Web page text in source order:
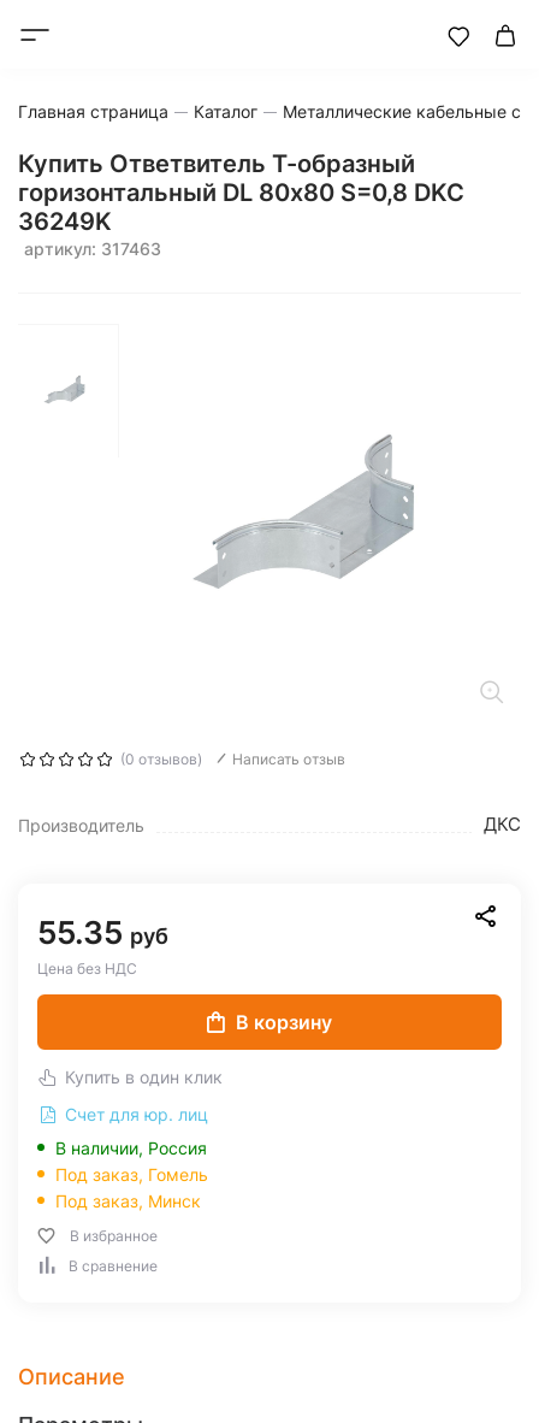
Главная страница Каталог Металлические кабельные
Купить Ответвитель Т-образный
горизонтальный DL 80х80 S=0,8 DKC
36249K
артикул: 317463
(0 отзывов) Написать отзыв
Производитель ДКС
55.35 руб
Цена без НДС
В корзину
Купить в один клик
Счет для юр. лиц
В наличии, Россия
Под заказ, Гомель
Под заказ, Минск
В избранное
В сравнение
Описание